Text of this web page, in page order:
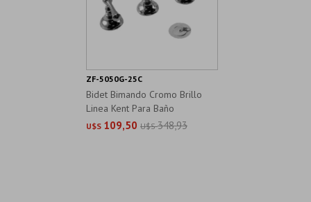
Bidet Bimando Cromo Brillo
Linea Kent Para Baño
U$S 109,50 U$S 348,93
ZF-5050G-25C